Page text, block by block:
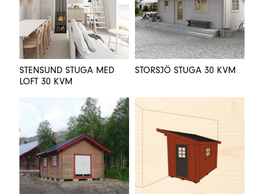
STENSUND STUGA MED
LOFT 30 KVM
STORSJÖ STUGA 30 KVM